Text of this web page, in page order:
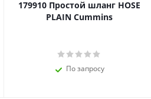
179910 Простой шланг HOSE
PLAIN Cummins
По запросу